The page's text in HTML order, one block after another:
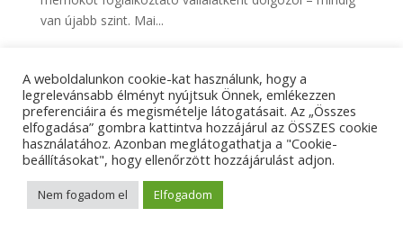
van újabb szint. Mai...
Adatkezelési tájékoztató
Impresszum
Kapcsolat
© Tangens Kft. - Weboldalkészítés:
Marketing
A weboldalunkon cookie-kat használunk, hogy a
legrelevánsabb élményt nyújtsuk Önnek, emlékezzen
preferenciáira és megismételje látogatásait. Az „Összes
elfogadása” gombra kattintva hozzájárul az ÖSSZES cookie
használatához. Azonban meglátogathatja a "Cookie-
beállításokat", hogy ellenőrzött hozzájárulást adjon.
Nem fogadom el Elfogadom